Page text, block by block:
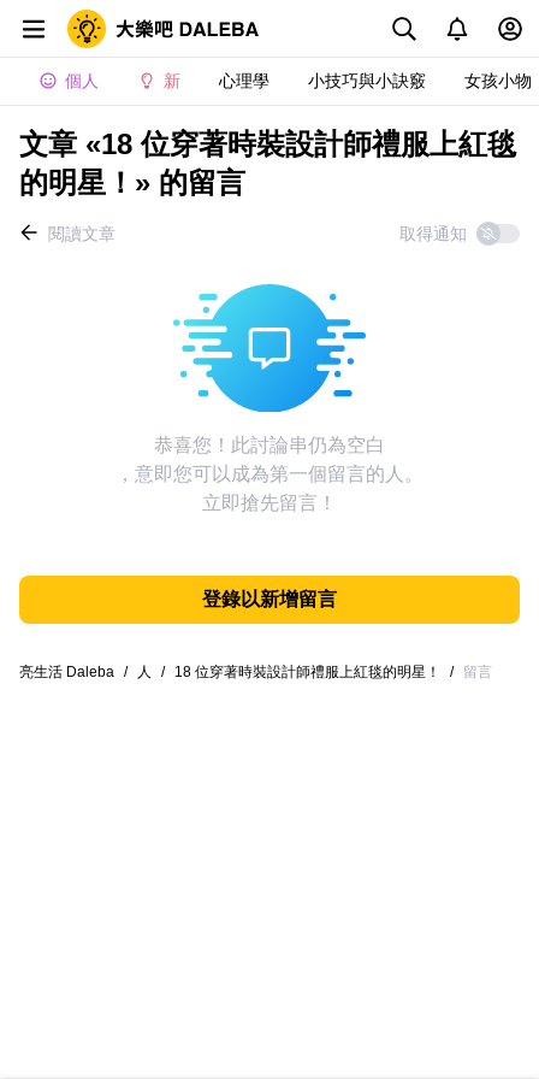
個人 新 心理學 小技巧與小訣竅 女孩小物
文章 «18 位穿著時裝設計師禮服上紅毯
的明星！» 的留言
閱讀文章 取得通知
恭喜您！此討論串仍為空白
，意即您可以成為第一個留言的人。
立即搶先留言！
登錄以新增留言
亮生活 Daleba / 人 / 18 位穿著時裝設計師禮服上紅毯的明星！ / 留言